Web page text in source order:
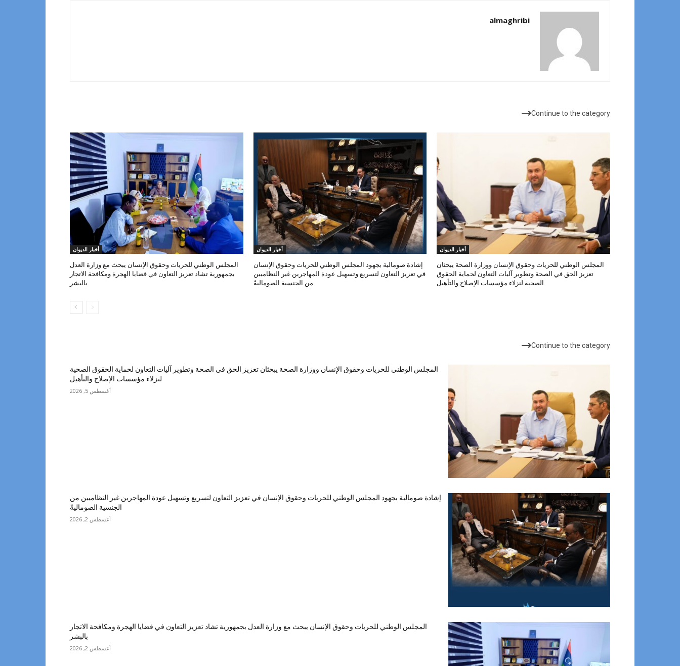
almaghribi
مقالات ذات صلة
Continue to the category
أخبار الديوان
المجلس الوطني للحريات وحقوق الإنسان ووزارة الصحة يبحثان
تعزيز الحق في الصحة وتطوير آليات التعاون لحماية الحقوق
الصحية لنزلاء مؤسسات الإصلاح والتأهيل
أخبار الديوان
إشادة صومالية بجهود المجلس الوطني للحريات وحقوق الإنسان
في تعزيز التعاون لتسريع وتسهيل عودة المهاجرين غير النظاميين
من الجنسية الصوماليةً
أخبار الديوان
المجلس الوطني للحريات وحقوق الإنسان يبحث مع وزارة العدل
بجمهورية تشاد تعزيز التعاون في قضايا الهجرة ومكافحة الاتجار
بالبشر
الأكثر شهرة
Continue to the category
المجلس الوطني للحريات وحقوق الإنسان ووزارة الصحة يبحثان تعزيز الحق في الصحة وتطوير آليات التعاون لحماية الحقوق الصحية
لنزلاء مؤسسات الإصلاح والتأهيل
أغسطس 5, 2026
إشادة صومالية بجهود المجلس الوطني للحريات وحقوق الإنسان في تعزيز التعاون لتسريع وتسهيل عودة المهاجرين غير النظاميين من
الجنسية الصوماليةً
أغسطس 2, 2026
المجلس الوطني للحريات وحقوق الإنسان يبحث مع وزارة العدل بجمهورية تشاد تعزيز التعاون في قضايا الهجرة ومكافحة الاتجار
بالبشر
أغسطس 2, 2026